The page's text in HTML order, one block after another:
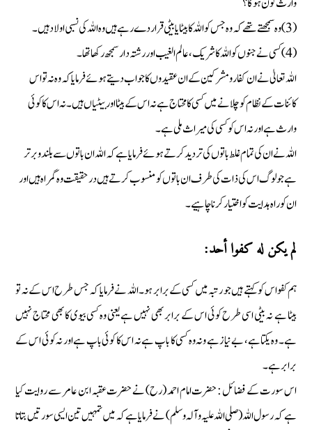
(3) وہ سمجھتے تھے کہ وہ جس کو اللہ کا بیٹا یا بیٹی قرار دے رہے ہیں وہ اللہ کی نسبی اولاد ہیں۔
(4) کسی نے جنوں کو اللہ کا شریک، عالم الغیب اور رشتہ دار سمجھ رکھا تھا۔
اللہ تعالیٰ نے ان کفار و مشرکین کے ان عقیدوں کا جواب دیتے ہوئے فرمایا کہ وہ نہ تو اس
کائنات کے نظام کو چلانے میں کسی کا محتاج ہے نہ اس کے بیٹا اور بیٹیاں ہیں۔ نہ اس کا کوئی
وارث ہے اور نہ اس کو کسی کی میراث ملی ہے۔
اللہ نے ان کی تمام غلط باتوں کی تردید کرتے ہوئے فرمایا ہے کہ اللہ ان باتوں سے بلندو برتر
ہے جو لوگ اس کی ذات کی طرف ان باتوں کو منسوب کرتے ہیں درحقیقت وہ گمراہ ہیں اور
ان کو راہ ہدایت کو اختیار کرنا چاہیے۔
لم یکن له کفوا أحد:
ہم کفو اس کو کہتے ہیں جو رتبہ میں کسی کے برابر ہو۔ اللہ نے فرمایا کہ جس طرح اس کے نہ تو
بیٹا ہے نہ بیٹی اسی طرح کوئی اس کے برابر بھی نہیں ہے یعنی وہ کسی بیوی کا بھی محتاج نہیں
ہے۔ وہ یکتا ہے، بےنیاز ہے ونہ وہ کسی کا باپ ہے نہ اس کا کوئی باپ ہے اور نہ کوئی اس کے
برابر ہے۔
اس سورت کے فضائل : حضرت امام احمد (رح) نے حضرت عقبہ ابن عامر سے روایت کیا
ہے کہ رسول اللہ (صلی اللہ علیہ وآلہ وسلم) نے فرمایا ہے کہ میں تمہیں تین ایسی سورتیں بتاتا